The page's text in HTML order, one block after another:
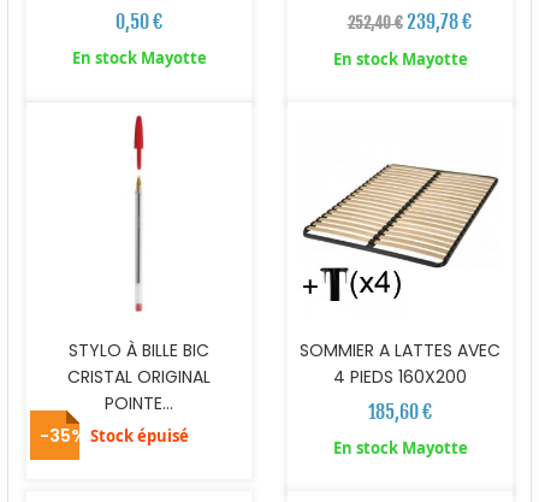
0,50 €
En stock Mayotte
252,40 € 239,78 €
En stock Mayotte
STYLO À BILLE BIC
CRISTAL ORIGINAL
POINTE...
Stock épuisé
SOMMIER A LATTES AVEC
4 PIEDS 160X200
185,60 €
En stock Mayotte
-35%